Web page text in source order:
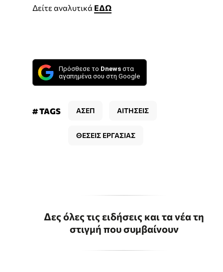
Δείτε αναλυτικά ΕΔΩ
Πρόσθεσε το Dnews στα
αγαπημένα σου στη Google
# TAGS ΑΣΕΠ ΑΙΤΗΣΕΙΣ
ΘΕΣΕΙΣ ΕΡΓΑΣΙΑΣ
Δες όλες τις ειδήσεις και τα νέα τη
στιγμή που συμβαίνουν